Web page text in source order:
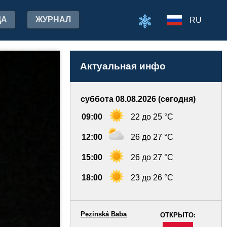
ЖУРНАЛ RU
Актуальная инфо
суббота 08.08.2026 (сегодня)
09:00 22 до 25 °C
12:00 26 до 27 °C
15:00 26 до 27 °C
18:00 23 до 26 °C
ОТКРЫТО:
Pezinská Baba